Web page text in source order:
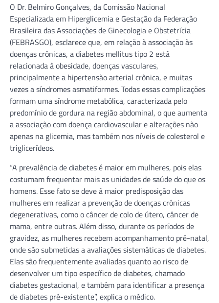
O Dr. Belmiro Gonçalves, da Comissão Nacional
Especializada em Hiperglicemia e Gestação da Federação
Brasileira das Associações de Ginecologia e Obstetrícia
(FEBRASGO), esclarece que, em relação à associação às
doenças crônicas, a diabetes mellitus tipo 2 está
relacionada à obesidade, doenças vasculares,
principalmente a hipertensão arterial crônica, e muitas
vezes a síndromes asmatiformes. Todas essas complicações
formam uma síndrome metabólica, caracterizada pelo
predomínio de gordura na região abdominal, o que aumenta
a associação com doença cardiovascular e alterações não
apenas na glicemia, mas também nos níveis de colesterol e
triglicerídeos.
“A prevalência de diabetes é maior em mulheres, pois elas
costumam frequentar mais as unidades de saúde do que os
homens. Esse fato se deve à maior predisposição das
mulheres em realizar a prevenção de doenças crônicas
degenerativas, como o câncer de colo de útero, câncer de
mama, entre outras. Além disso, durante os períodos de
gravidez, as mulheres recebem acompanhamento pré-natal,
onde são submetidas a avaliações sistemáticas de diabetes.
Elas são frequentemente avaliadas quanto ao risco de
desenvolver um tipo específico de diabetes, chamado
diabetes gestacional, e também para identificar a presença
de diabetes pré-existente”, explica o médico.